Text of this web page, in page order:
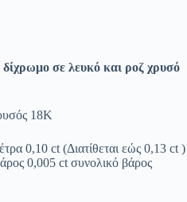
δίχρωμο σε λευκό και ροζ χρυσό
18K
0,10 ct (Διατίθεται εώς 0,13 ct )
0,005 ct συνολικό βάρος